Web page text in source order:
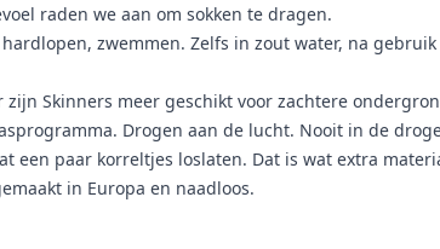
raden we aan om sokken te dragen.
zwemmen. Zelfs in zout water, na
Skinners meer geschikt voor zachtere
Drogen aan de lucht. Nooit in de
paar korreltjes loslaten. Dat is wat extra
in Europa en naadloos.